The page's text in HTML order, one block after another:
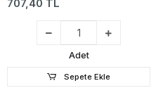
707,40 TL
Adet
Sepete Ekle